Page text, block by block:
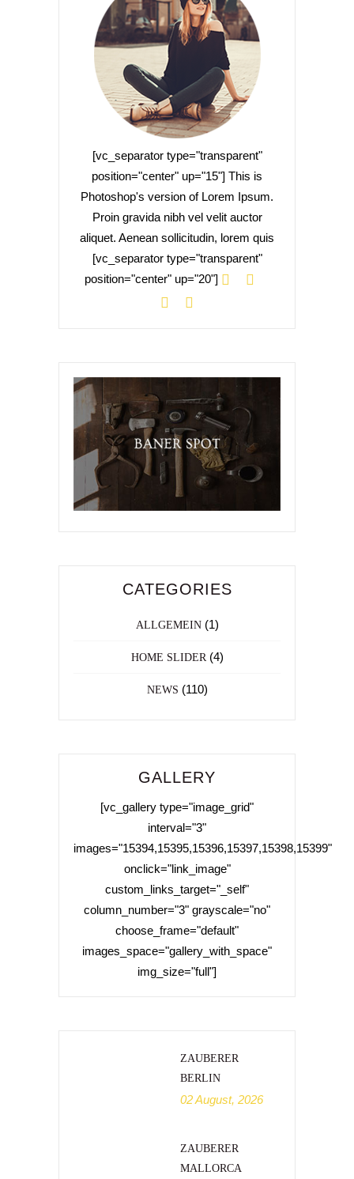
[vc_separator type="transparent"
position="center" up="15"] This is
Photoshop's version of Lorem Ipsum.
Proin gravida nibh vel velit auctor
aliquet. Aenean sollicitudin, lorem quis
[vc_separator type="transparent"
position="center" up="20"]
CATEGORIES
ALLGEMEIN(1)
HOME SLIDER (4)
NEWS (110)
GALLERY
[vc_gallery type="image_grid"
interval="3"
images="15394,15395,15396,15397,15398,15399"
onclick="link_image"
custom_links_target="_self"
column_number="3" grayscale="no"
choose_frame="default"
images_space="gallery_with_space"
img_size="full"]
ZAUBERER
BERLIN
02 August, 2026
ZAUBERER
MALLORCA